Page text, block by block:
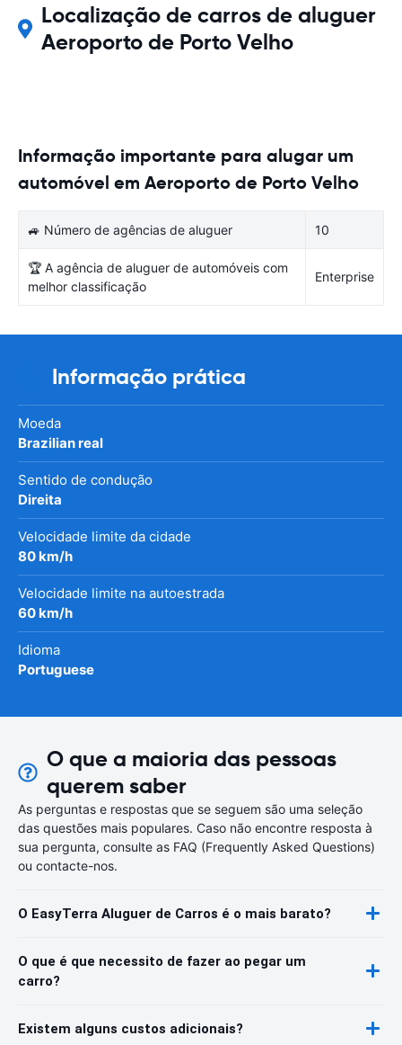
Localização de carros de aluguer
Aeroporto de Porto Velho
Informação importante para alugar um
automóvel em Aeroporto de Porto Velho
🚙 Número de agências de aluguer 10
🏆 A agência de aluguer de automóveis com
melhor classificação
Enterprise
Informação prática
Moeda
Brazilian real
Sentido de condução
Direita
Velocidade limite da cidade
80 km/h
Velocidade limite na autoestrada
60 km/h
Idioma
Portuguese
O que a maioria das pessoas
querem saber
As perguntas e respostas que se seguem são uma seleção
das questões mais populares. Caso não encontre resposta à
sua pergunta, consulte as FAQ (Frequently Asked Questions)
ou contacte-nos.
O EasyTerra Aluguer de Carros é o mais barato?
O que é que necessito de fazer ao pegar um
carro?
Existem alguns custos adicionais?